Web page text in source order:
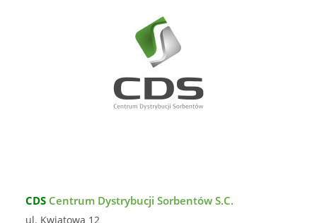
CDS Centrum Dystrybucji Sorbentów S.C.
ul. Kwiatowa 12